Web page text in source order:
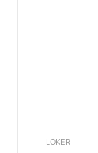
LOKER